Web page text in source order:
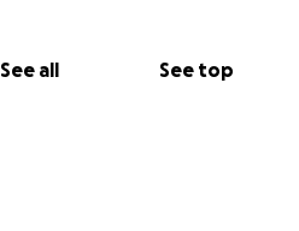
See all See top